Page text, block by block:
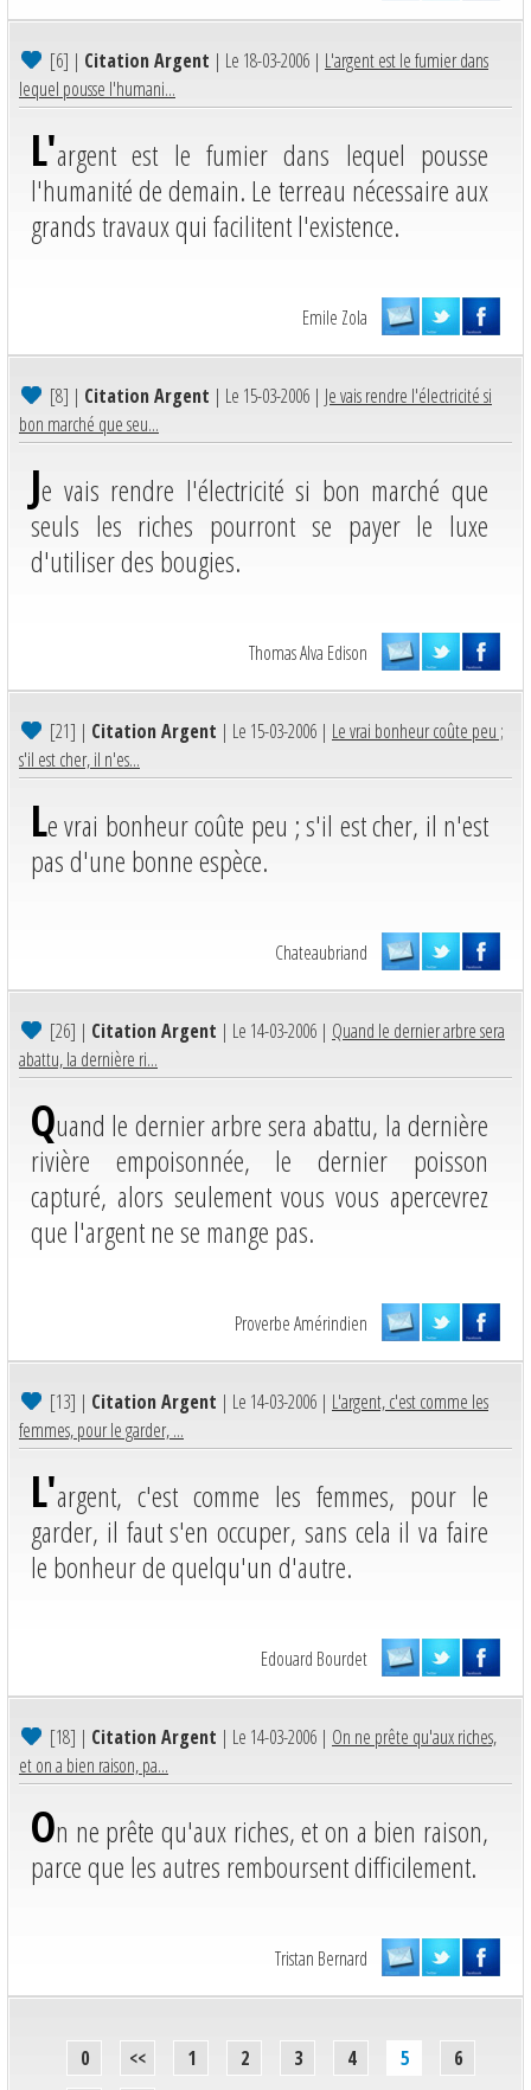
[6] | Citation Argent | Le 18-03-2006 | L'argent est le fumier dans
lequel pousse l'humani...
L'argent est le fumier dans lequel pousse
l'humanité de demain. Le terreau nécessaire aux
grands travaux qui facilitent l'existence.
Emile Zola
[8] | Citation Argent | Le 15-03-2006 | Je vais rendre l'électricité si
bon marché que seu...
Je vais rendre l'électricité si bon marché que
seuls les riches pourront se payer le luxe
d'utiliser des bougies.
Thomas Alva Edison
[21] | Citation Argent | Le 15-03-2006 | Le vrai bonheur coûte peu ;
s'il est cher, il n'es...
Le vrai bonheur coûte peu ; s'il est cher, il n'est
pas d'une bonne espèce.
Chateaubriand
[26] | Citation Argent | Le 14-03-2006 | Quand le dernier arbre sera
abattu, la dernière ri...
Quand le dernier arbre sera abattu, la dernière
rivière empoisonnée, le dernier poisson
capturé, alors seulement vous vous apercevrez
que l'argent ne se mange pas.
Proverbe Amérindien
[13] | Citation Argent | Le 14-03-2006 | L'argent, c'est comme les
femmes, pour le garder, ...
L'argent, c'est comme les femmes, pour le
garder, il faut s'en occuper, sans cela il va faire
le bonheur de quelqu'un d'autre.
Edouard Bourdet
[18] | Citation Argent | Le 14-03-2006 | On ne prête qu'aux riches,
et on a bien raison, pa...
On ne prête qu'aux riches, et on a bien raison,
parce que les autres remboursent difficilement.
Tristan Bernard
0 << 1 2 3 4 5 6